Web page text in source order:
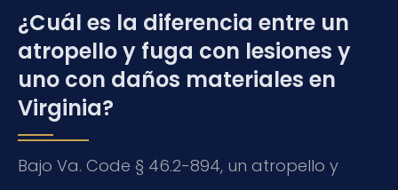
¿Cuál es la diferencia entre un
atropello y fuga con lesiones y
uno con daños materiales en
Virginia?
Bajo Va. Code § 46.2-894, un atropello y